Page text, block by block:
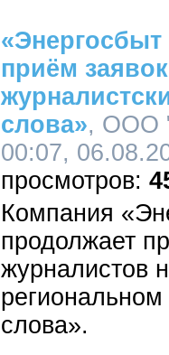
приём
слова», ООО
00:07,
Компания
продолжает
журналистов
слова».